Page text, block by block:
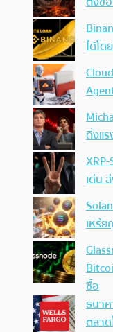
ได้โ
ดิ่งแ
เด่น
เหรี
ซื้อ
ธนา
ตลา